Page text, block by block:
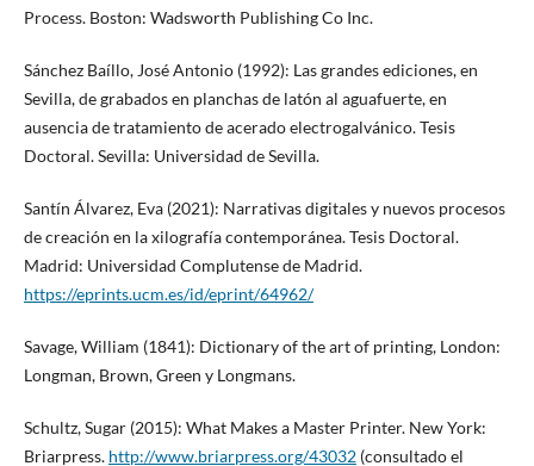
Process. Boston: Wadsworth Publishing Co Inc.
Sánchez Baíllo, José Antonio (1992): Las grandes ediciones, en
Sevilla, de grabados en planchas de latón al aguafuerte, en
ausencia de tratamiento de acerado electrogalvánico. Tesis
Doctoral. Sevilla: Universidad de Sevilla.
Santín Álvarez, Eva (2021): Narrativas digitales y nuevos procesos
de creación en la xilografía contemporánea. Tesis Doctoral.
Madrid: Universidad Complutense de Madrid.
https://eprints.ucm.es/id/eprint/64962/
Savage, William (1841): Dictionary of the art of printing, London:
Longman, Brown, Green y Longmans.
Schultz, Sugar (2015): What Makes a Master Printer. New York:
Briarpress. http://www.briarpress.org/43032(consultado el